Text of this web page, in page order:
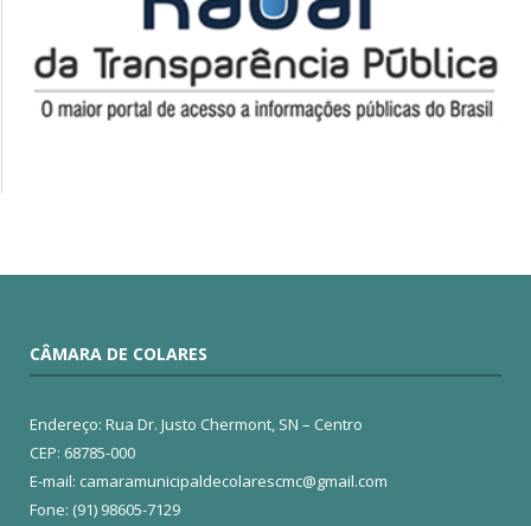
CÂMARA DE COLARES
Endereço: Rua Dr. Justo Chermont, SN – Centro
CEP: 68785-000
E-mail: camaramunicipaldecolarescmc@gmail.com
Fone: (91) 98605-7129